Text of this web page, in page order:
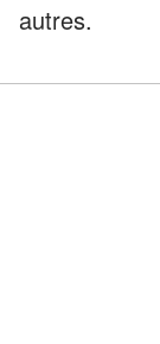
autres.